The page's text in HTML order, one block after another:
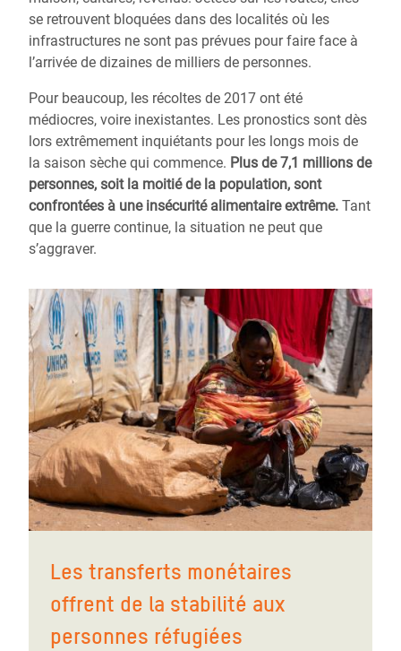
se retrouvent bloquées dans des localités où les
infrastructures ne sont pas prévues pour faire face à
l’arrivée de dizaines de milliers de personnes.
Pour beaucoup, les récoltes de 2017 ont été
médiocres, voire inexistantes. Les pronostics sont dès
lors extrêmement inquiétants pour les longs mois de
la saison sèche qui commence. Plus de 7,1 millions de
personnes, soit la moitié de la population, sont
confrontées à une insécurité alimentaire extrême. Tant
que la guerre continue, la situation ne peut que
s’aggraver.
Les transferts monétaires
offrent de la stabilité aux
personnes réfugiées